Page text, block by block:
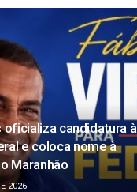
oficializa candidatura à
e coloca nome à
Maranhão
2026